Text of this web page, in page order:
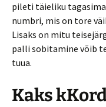
pileti täieliku
numbri, mis on tore
Lisaks on mitu
palli sobitamine võib
tuua.
Kaks